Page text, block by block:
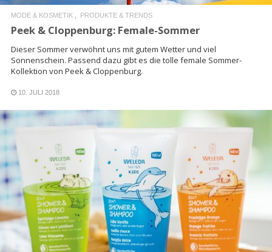
MODE & KOSMETIK PRODUKTE & TRENDS
Peek & Cloppenburg: Female-Sommer
Dieser Sommer verwöhnt uns mit gutem Wetter und viel
Sonnenschein. Passend dazu gibt es die tolle female Sommer-
Kollektion von Peek & Cloppenburg.
10. JULI 2018
READ MORE